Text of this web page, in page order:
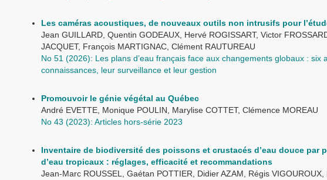
Les caméras acoustiques, de nouveaux outils non intrusifs pour
Jean GUILLARD, Quentin GODEAUX, Hervé ROGISSART, Victor
JACQUET, François MARTIGNAC, Clément RAUTUREAU
No 51 (2026): Les plans d’eau français face aux changements globaux : six
connaissances, leur surveillance et leur gestion
Promouvoir le génie végétal au Québec
André EVETTE, Monique POULIN, Marylise COTTET, Clémence MOREAU
No 43 (2023): Articles hors-série 2023
Inventaire de biodiversité des poissons et crustacés d’eau douce par
d’eau tropicaux : réglages, efficacité et recommandations
Jean-Marc ROUSSEL, Gaétan POTTIER, Didier AZAM, Régis